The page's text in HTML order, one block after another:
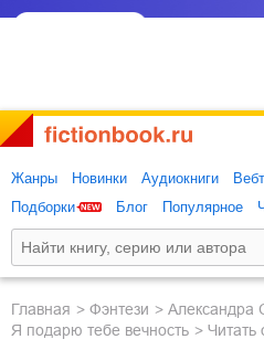
Жанры Новинки Аудиокниги
Подборки
Блог Популярное
Главная фэнтези
Александра
Я подарю тебе вечность